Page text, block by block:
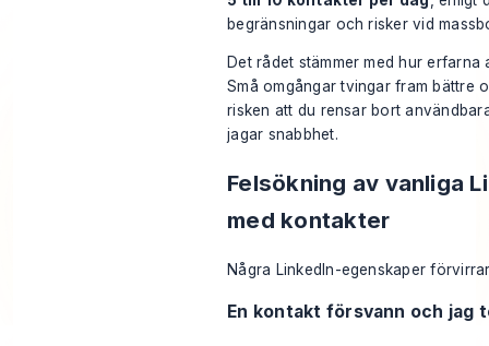
begränsningar och risker vid
Det rådet stämmer med hur
Små omgångar tvingar fram bättre
risken att du rensar bort
jagar snabbhet.
Felsökning av vanliga
med kontakter
Några LinkedIn-egenskaper
En kontakt försvann och jag